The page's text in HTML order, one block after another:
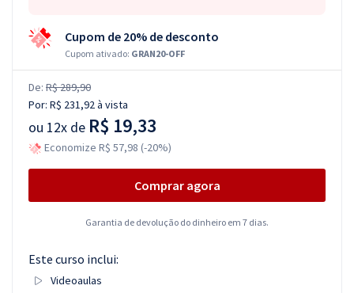
Cupom de 20% de desconto
Cupom ativado: GRAN20-OFF
De: R$ 289,90
Por: R$ 231,92à vista
ou 12x de R$ 19,33
Economize R$ 57,98 (-20%)
Comprar agora
Garantia de devolução do dinheiro em 7 dias.
Este curso inclui:
Videoaulas